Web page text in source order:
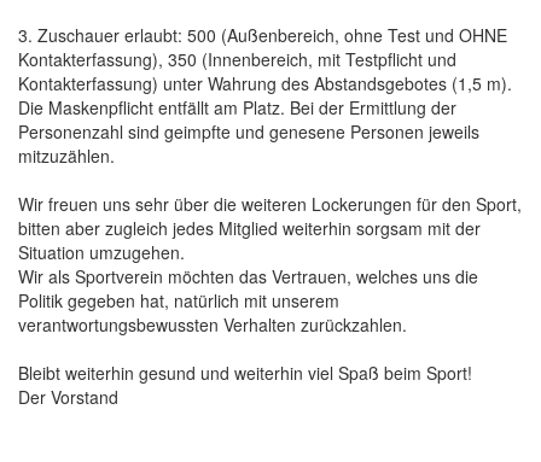
3. Zuschauer erlaubt: 500 (Außenbereich, ohne Test und OHNE
Kontakterfassung), 350 (Innenbereich, mit Testpflicht und
Kontakterfassung) unter Wahrung des Abstandsgebotes (1,5 m).
Die Maskenpflicht entfällt am Platz. Bei der Ermittlung der
Personenzahl sind geimpfte und genesene Personen jeweils
mitzuzählen.
Wir freuen uns sehr über die weiteren Lockerungen für den Sport,
bitten aber zugleich jedes Mitglied weiterhin sorgsam mit der
Situation umzugehen.
Wir als Sportverein möchten das Vertrauen, welches uns die
Politik gegeben hat, natürlich mit unserem
verantwortungsbewussten Verhalten zurückzahlen.
Bleibt weiterhin gesund und weiterhin viel Spaß beim Sport!
Der Vorstand